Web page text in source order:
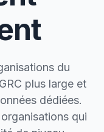
du
plus large et
dédiées.
qui